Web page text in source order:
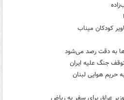
کودکان میناب
به دقت رصد می‌شود
حریم هوایی لبنان
عراق برای سفر به ریاض